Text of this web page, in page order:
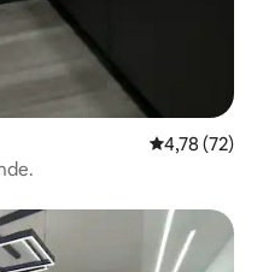
4,78 de uma
4,78 (72)